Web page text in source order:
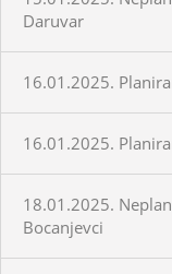
Daruvar
16.01.2025.
16.01.2025.
18.01.2025.
Bocanjevci